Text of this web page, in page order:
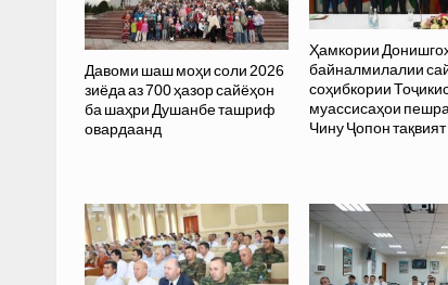
Давоми шаш моҳи соли 2026
зиёда аз 700 ҳазор сайёҳон
ба шаҳри Душанбе ташриф
овардаанд
Ҳамкории
байналмилалии
соҳибкории
муассисаҳои
Чину Ҷопон